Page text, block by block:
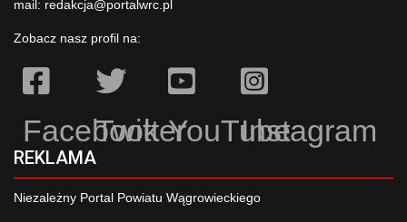
mail: redakcja@portalwrc.pl
Zobacz nasz profil na:
Facebook
TwitterYouTubeInstagram
REKLAMA
Niezależny Portal Powiatu Wągrowieckiego